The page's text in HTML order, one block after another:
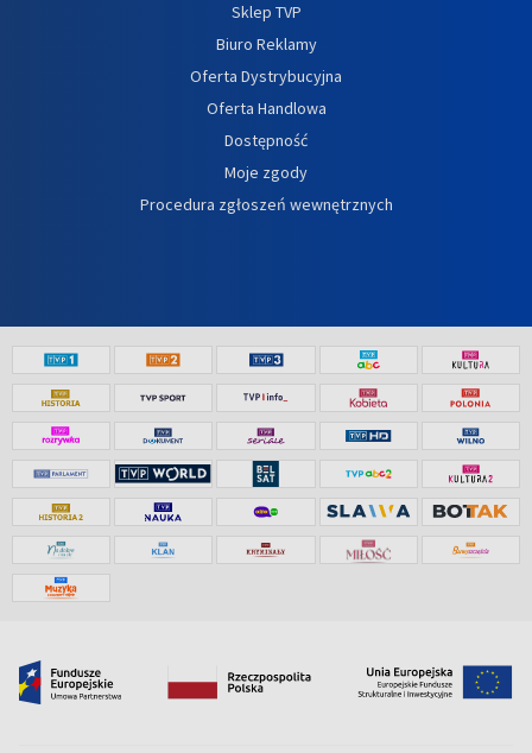
Sklep TVP
Biuro Reklamy
Oferta Dystrybucyjna
Oferta Handlowa
Dostępność
Moje zgody
Procedura zgłoszeń wewnętrznych